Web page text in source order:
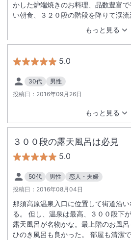
もっと見る
かした炉端焼きのお料理、品数豊富
い朝食、３２０段の階段を降りて渓
等、心身ともにリフレッシュできま
です。 一緒に行った母にも感謝の言
難うございました。
5.0
30代
男性
投稿日： 2016年09月26日
もっと見る
３００段の露天風呂は必見
5.0
50代 男性
恋人・夫婦
投稿日： 2016年08月04日
那須高原温泉入口に位置して街道沿
る。 但し、温泉は最高、３００段下
露天風呂が名物かな。最上階のお風
ひのき風呂も良かった。 部屋も清潔